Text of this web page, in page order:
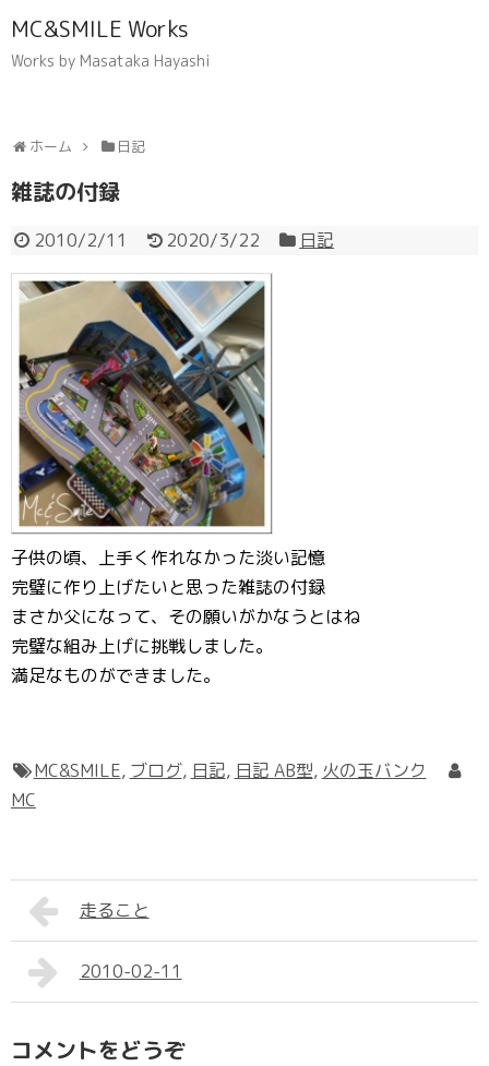
MC&SMILE Works
Works by Masataka Hayashi
ホーム 日記
雑誌の付録
2010/2/11 2020/3/22 日記
子供の頃、上手く作れなかった淡い記憶
完璧に作り上げたいと思った雑誌の付録
まさか父になって、その願いがかなうとはね
完璧な組み上げに挑戦しました。
満足なものができました。
MC&SMILE, ブログ, 日記, 日記 AB型, 火の玉バンク
MC
走ること
2010-02-11
コメントをどうぞ